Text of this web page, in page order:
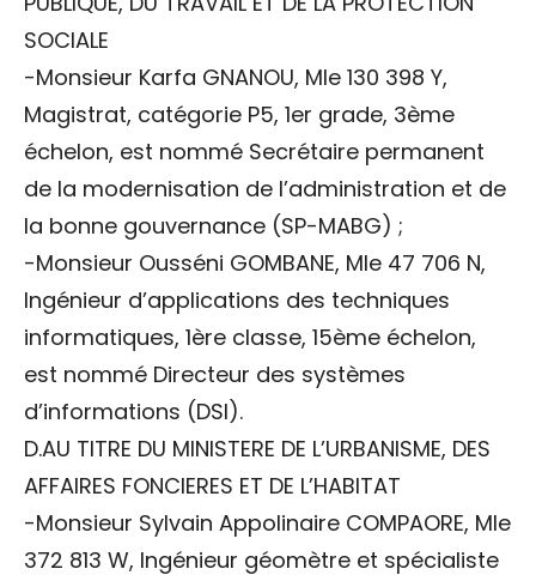
SOCIALE
-Monsieur Karfa GNANOU, Mle 130 398 Y,
Magistrat, catégorie P5, 1er grade, 3ème
échelon, est nommé Secrétaire permanent
de la modernisation de l’administration et de
la bonne gouvernance (SP-MABG) ;
-Monsieur Ousséni GOMBANE, Mle 47 706 N,
Ingénieur d’applications des techniques
informatiques, 1ère classe, 15ème échelon,
est nommé Directeur des systèmes
d’informations (DSI).
D.AU TITRE DU MINISTERE DE L’URBANISME, DES
AFFAIRES FONCIERES ET DE L’HABITAT
-Monsieur Sylvain Appolinaire COMPAORE, Mle
372 813 W, Ingénieur géomètre et spécialiste